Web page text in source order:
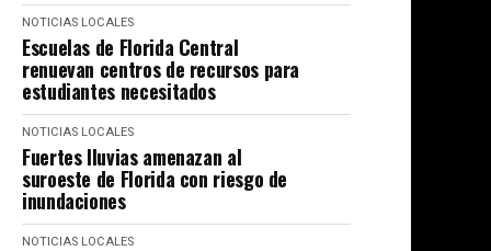
NOTICIAS LOCALES
Escuelas de Florida Central
renuevan centros de recursos para
estudiantes necesitados
NOTICIAS LOCALES
Fuertes lluvias amenazan al
suroeste de Florida con riesgo de
inundaciones
NOTICIAS LOCALES